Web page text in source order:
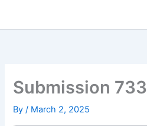
Submission 733
By/ March 2, 2025